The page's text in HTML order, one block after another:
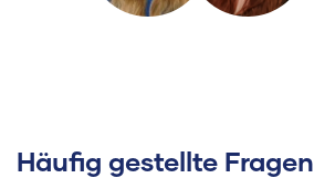
Häufig gestellte Fragen